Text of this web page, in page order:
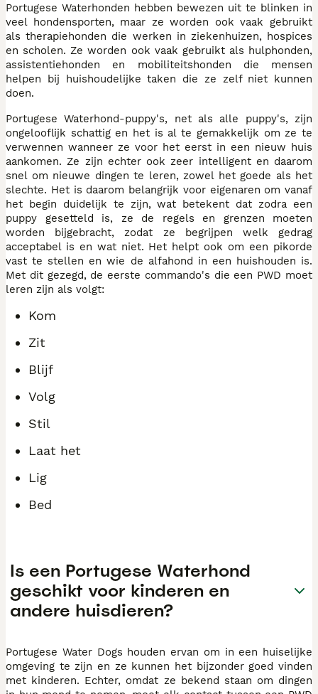
Portugese Waterhonden hebben bewezen uit te blinken in
veel hondensporten, maar ze worden ook vaak gebruikt
als therapiehonden die werken in ziekenhuizen, hospices
en scholen. Ze worden ook vaak gebruikt als hulphonden,
assistentiehonden en mobiliteitshonden die mensen
helpen bij huishoudelijke taken die ze zelf niet kunnen
doen.
Portugese Waterhond-puppy's, net als alle puppy's, zijn
ongelooflijk schattig en het is al te gemakkelijk om ze te
verwennen wanneer ze voor het eerst in een nieuw huis
aankomen. Ze zijn echter ook zeer intelligent en daarom
snel om nieuwe dingen te leren, zowel het goede als het
slechte. Het is daarom belangrijk voor eigenaren om vanaf
het begin duidelijk te zijn, wat betekent dat zodra een
puppy gesetteld is, ze de regels en grenzen moeten
worden bijgebracht, zodat ze begrijpen welk gedrag
acceptabel is en wat niet. Het helpt ook om een pikorde
vast te stellen en wie de alfahond in een huishouden is.
Met dit gezegd, de eerste commando's die een PWD moet
leren zijn als volgt:
Kom
Zit
Blijf
Volg
Stil
Laat het
Lig
Bed
Is een Portugese Waterhond
geschikt voor kinderen en
andere huisdieren?
Portugese Water Dogs houden ervan om in een huiselijke
omgeving te zijn en ze kunnen het bijzonder goed vinden
met kinderen. Echter, omdat ze bekend staan om dingen